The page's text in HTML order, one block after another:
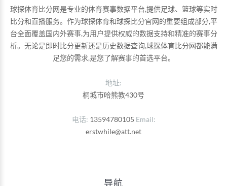
球探体育比分网是专业的体育赛事数据平台,提供足球、篮球等实时
比分和直播服务。作为球探体育和球探比分官网的重要组成部分,平
台全面覆盖国内外赛事,为用户提供权威的数据支持和精准的赛事分
析。无论是即时比分更新还是历史数据查询,球探体育比分网都能满
足您的需求,是您了解赛事的首选平台。
地址:
桐城市哈熊教430号
电话 13594780105 Email
erstwhile@att.net
导航